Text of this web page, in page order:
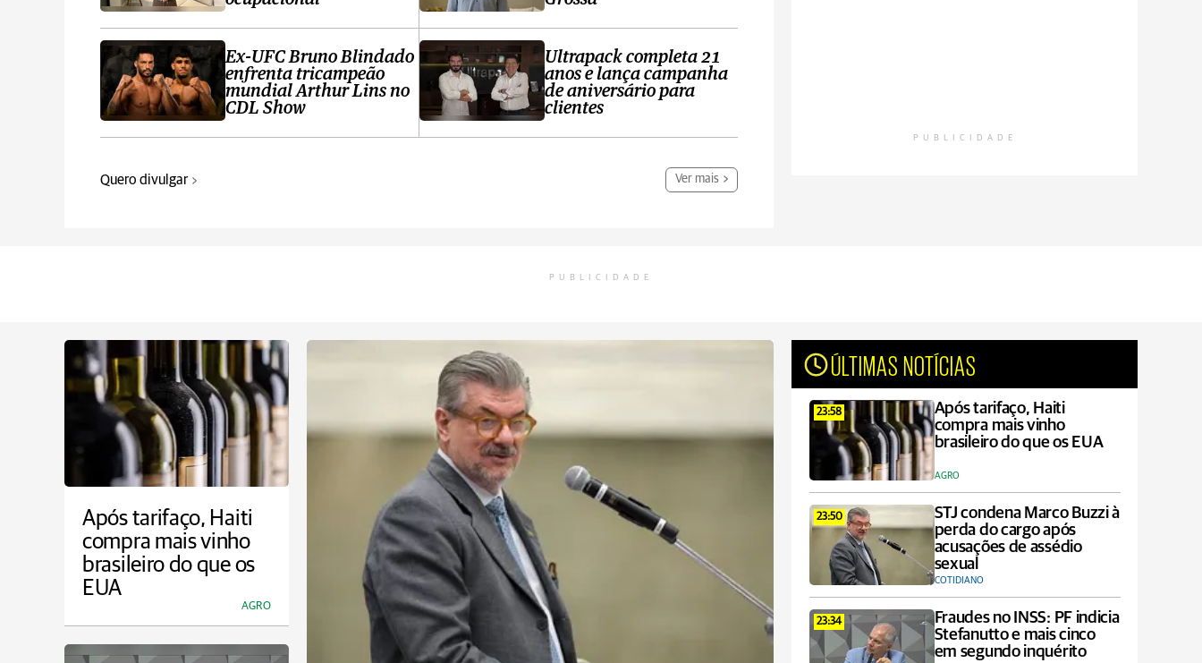
Ex-UFC Bruno Blindado
enfrenta tricampeão
mundial Arthur Lins no
CDL Show
Ultrapack completa 21
anos e lança campanha
de aniversário para
clientes
Quero divulgar Ver mais
PUBLICIDADE
PUBLICIDADE
Após tarifaço, Haiti
compra mais vinho
brasileiro do que os
EUA
AGRO
ÚLTIMAS NOTÍCIAS
23:58
Após tarifaço, Haiti
compra mais vinho
brasileiro do que os EUA
AGRO
23:50
STJ condena Marco Buzzi à
perda do cargo após
acusações de assédio
sexual
COTIDIANO
23:34
Fraudes no INSS: PF indicia
Stefanutto e mais cinco
em segundo inquérito